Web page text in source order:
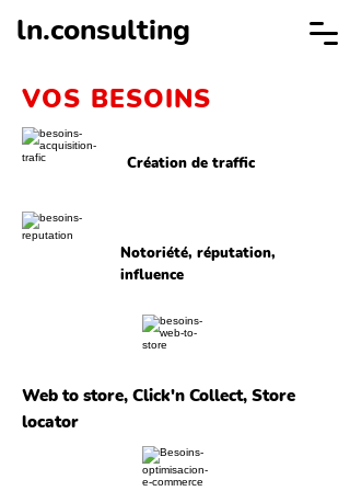
ln.consulting
VOS BESOINS
Création de traffic
Notoriété, réputation,
influence
Web to store, Click'n Collect, Store
locator